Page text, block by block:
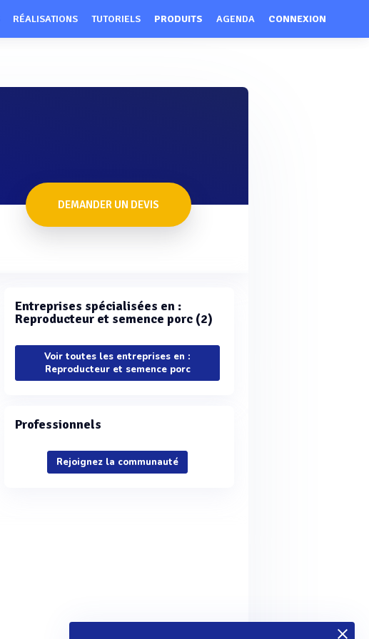
RÉALISATIONS TUTORIELS PRODUITS AGENDA CONNEXION
DEMANDER UN DEVIS
Entreprises spécialisées en :
Reproducteur et semence porc (2)
Voir toutes les entreprises en :
Reproducteur et semence porc
Professionnels
Rejoignez la communauté